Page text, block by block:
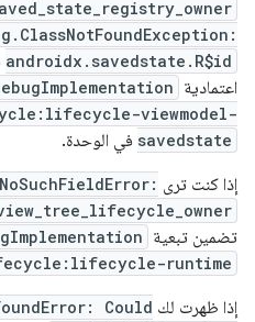
androidx.savedstate.R$id
اعتمادية
viewmodel-
savedstate في الوحدة.
إذا كنت ترى
تضمين تبعية
runtime
إذا ظهرت لك Could